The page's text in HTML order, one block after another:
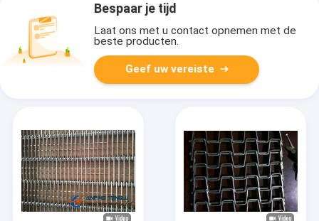
Bespaar je tijd
Laat ons met u contact opnemen met de
beste producten.
Geef uw vereiste